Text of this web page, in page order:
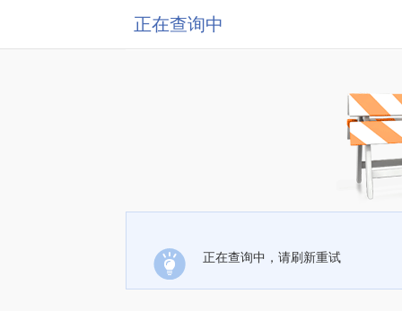
正在查询中
正在查询中，请刷新重试